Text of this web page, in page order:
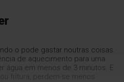
o pode gastar noutras coisas.
de aquecimento para uma
água em menos de 3 minutos. E
fritura, perdem-se menos